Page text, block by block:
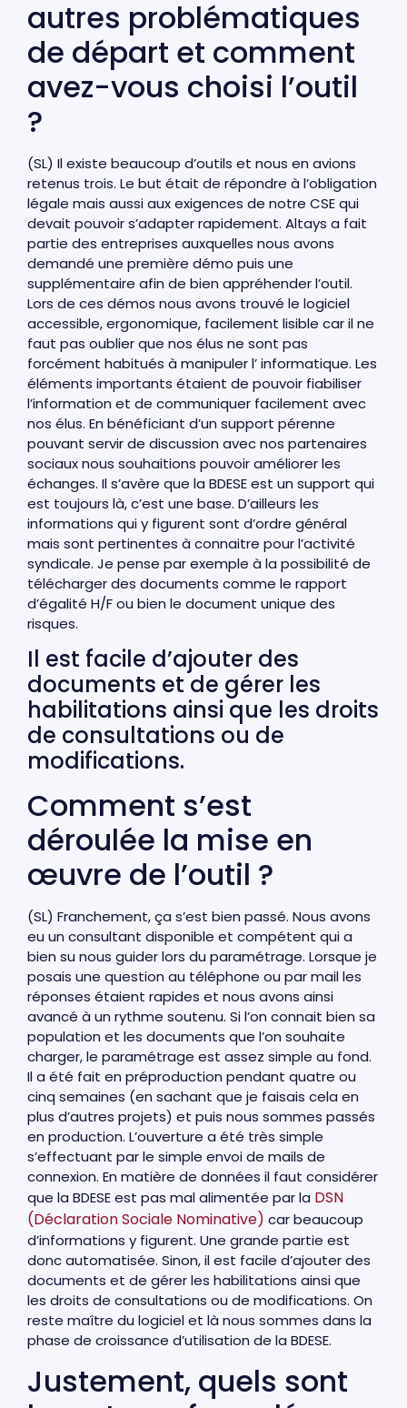
autres problématiques
de départ et comment
avez-vous choisi l’outil
?
(SL) Il existe beaucoup d’outils et nous en avions
retenus trois. Le but était de répondre à l’obligation
légale mais aussi aux exigences de notre CSE qui
devait pouvoir s’adapter rapidement. Altays a fait
partie des entreprises auxquelles nous avons
demandé une première démo puis une
supplémentaire afin de bien appréhender l’outil.
Lors de ces démos nous avons trouvé le logiciel
accessible, ergonomique, facilement lisible car il ne
faut pas oublier que nos élus ne sont pas
forcément habitués à manipuler l’ informatique. Les
éléments importants étaient de pouvoir fiabiliser
l’information et de communiquer facilement avec
nos élus. En bénéficiant d’un support pérenne
pouvant servir de discussion avec nos partenaires
sociaux nous souhaitions pouvoir améliorer les
échanges. Il s’avère que la BDESE est un support qui
est toujours là, c’est une base. D’ailleurs les
informations qui y figurent sont d’ordre général
mais sont pertinentes à connaitre pour l’activité
syndicale. Je pense par exemple à la possibilité de
télécharger des documents comme le rapport
d’égalité H/F ou bien le document unique des
risques.
Il est facile d’ajouter des
documents et de gérer les
habilitations ainsi que les droits
de consultations ou de
modifications.
Comment s’est
déroulée la mise en
œuvre de l’outil ?
(SL) Franchement, ça s’est bien passé. Nous avons
eu un consultant disponible et compétent qui a
bien su nous guider lors du paramétrage. Lorsque je
posais une question au téléphone ou par mail les
réponses étaient rapides et nous avons ainsi
avancé à un rythme soutenu. Si l’on connait bien sa
population et les documents que l’on souhaite
charger, le paramétrage est assez simple au fond.
Il a été fait en préproduction pendant quatre ou
cinq semaines (en sachant que je faisais cela en
plus d’autres projets) et puis nous sommes passés
en production. L’ouverture a été très simple
s’effectuant par le simple envoi de mails de
connexion. En matière de données il faut considérer
que la BDESE est pas mal alimentée par la DSN
(Déclaration Sociale Nominative) car beaucoup
d’informations y figurent. Une grande partie est
donc automatisée. Sinon, il est facile d’ajouter des
documents et de gérer les habilitations ainsi que
les droits de consultations ou de modifications. On
reste maître du logiciel et là nous sommes dans la
phase de croissance d’utilisation de la BDESE.
Justement, quels sont